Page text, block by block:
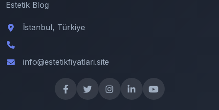
Estetik Blog
İstanbul, Türkiye
info@estetikfiyatlari.site